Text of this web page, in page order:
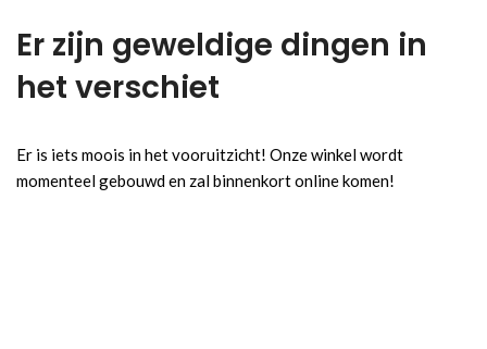
Er zijn geweldige dingen in
het verschiet
Er is iets moois in het vooruitzicht! Onze winkel wordt
momenteel gebouwd en zal binnenkort online komen!